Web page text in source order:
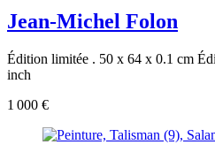
Jean-Michel Folon
Édition limitée . 50 x 64 x 0.1 cm
inch
1 000 €